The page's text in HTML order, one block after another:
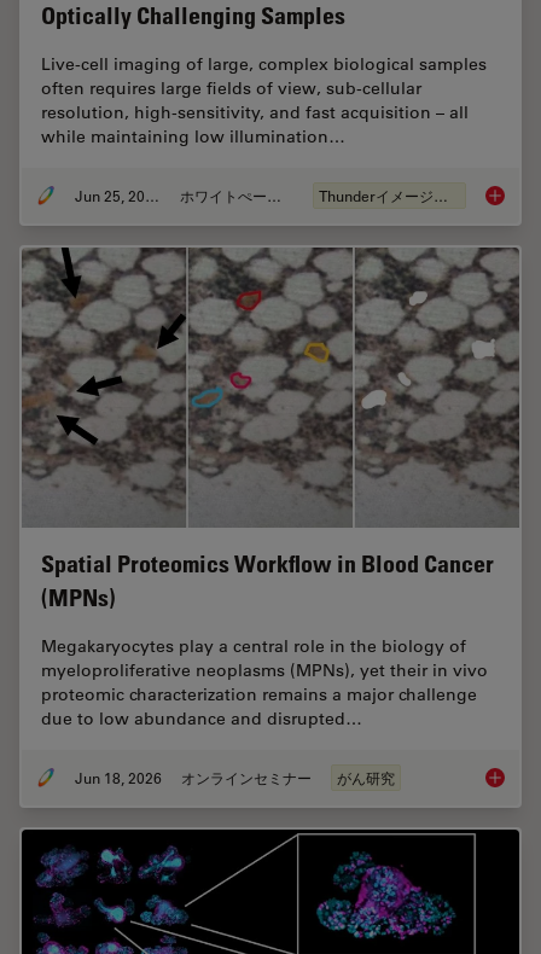
Optically Challenging Samples
Live‑cell imaging of large, complex biological samples
often requires large fields of view, sub-cellular
resolution, high-sensitivity, and fast acquisition – all
while maintaining low illumination…
Jun 25, 2026 ホワイトぺーパー Thunderイメージング Fast,
Spatial Proteomics Workflow in Blood Cancer
(MPNs)
Megakaryocytes play a central role in the biology of
myeloproliferative neoplasms (MPNs), yet their in vivo
proteomic characterization remains a major challenge
due to low abundance and disrupted…
Jun 18, 2026 オンラインセミナー がん研究 Spatial